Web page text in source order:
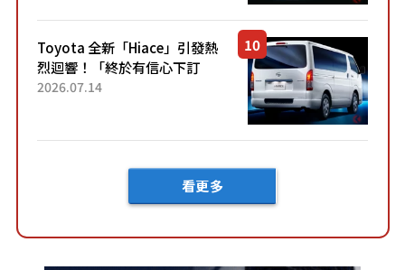
「三...
Toyota 全新「Hiace」引發熱
烈迴響！「終於有信心下訂
了！」「哪個等級交車最
車？...
2026.07.14
看更多